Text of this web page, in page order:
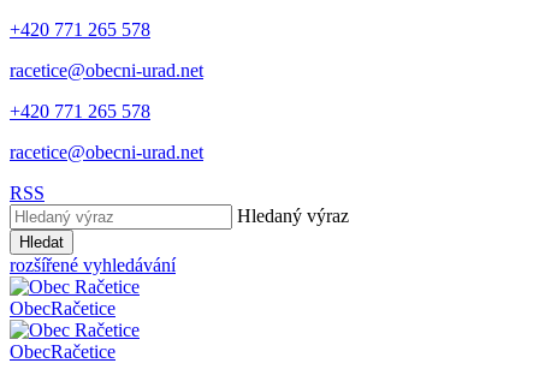
+420 771 265 578
racetice@obecni-urad.net
+420 771 265 578
racetice@obecni-urad.net
RSS
Hledaný výraz
Hledat
rozšířené vyhledávání
ObecRačetice
ObecRačetice